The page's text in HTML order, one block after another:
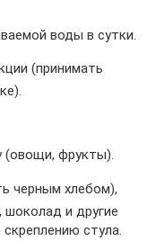
воды в сутки.
(принимать
(овощи, фрукты).
черным хлебом),
шоколад и другие
стула.